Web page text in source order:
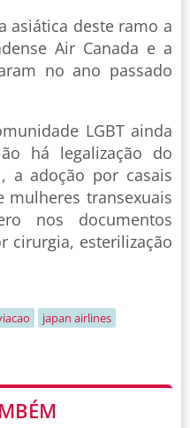
asiática deste ramo a
Air Canada e a
no ano passado
LGBT ainda
há legalização do
a adoção por casais
mulheres transexuais
nos documentos
cirurgia, esterilização
japan airlines